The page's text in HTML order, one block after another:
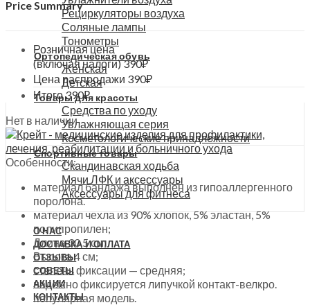
Рециркуляторы воздуха
Соляные лампы
Тонометры
Ортопедическая обувь
Женская
Детская
Товары для красоты
Средства по уходу
Увлажняющая серия
Косметологические принадлежности
Спортивные товары
Скандинавская ходьба
Мячи ЛФК и аксессуары
Аксессуары для фитнеса
О НАС
ДОСТАВКА И ОПЛАТА
ОТЗЫВЫ
СОВЕТЫ
АКЦИИ
КОНТАКТЫ
Price Summary
Розничная цена
(включая налоги)390₽
Цена распродажи 390₽
Итого390₽
Нет в наличии
Особенности:
материал бандажа выполнен из гипоаллергенного
поролона.
материал чехла из 90% хлопок, 5% эластан, 5%
полипропилен;
Длина 30,5 см;
Высота 4 см;
степень фиксации — средняя;
надежно фиксируется липучкой контакт-велкро.
популярная модель.